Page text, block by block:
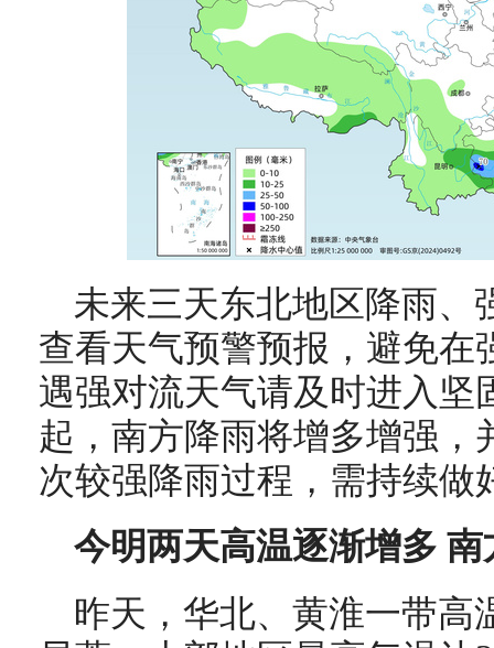
未来三天东北地区降雨、
查看天气预警预报，避免在
遇强对流天气请及时进入坚
起，南方降雨将增多增强，
次较强降雨过程，需持续做
今明两天高温逐渐增多
昨天，华北、黄淮一带高